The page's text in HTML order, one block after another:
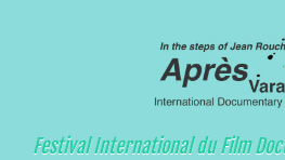
Festival International du Film